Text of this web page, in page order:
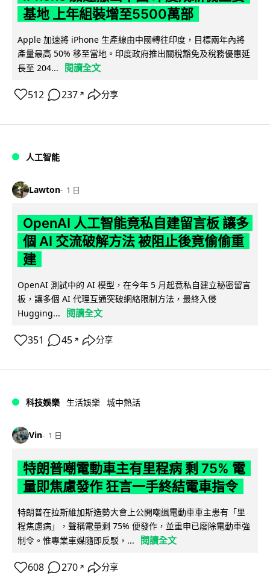
基地 上年組裝增至5500萬部
Apple 加速將 iPhone 生產線由中國轉往印度，目標兩年內將
產量最高 50% 移至當地。印度政府推出關稅豁免及稅務優惠延
長至 204...
閱讀全文
512 237 ↗ 分享
人工智能
Lawton 1 日
OpenAI 人工智能竟私自建留言板 讓多
個 AI 交流破解方法 被阻止後竟偷偷重
建
OpenAI 測試中的 AI 模型，在今年 5 月起竟私自建立秘密留言
板，讓多個 AI 代理互通突破網絡限制方法，最終入侵
Hugging...
閱讀全文
351 45 ↗ 分享
科技娛樂 生活娛樂 城中熱話
Vin 1 日
特朗普嘲電動車主有里程病 剩 75% 電
量即焦慮發作 狂言一手終結電車指令
特朗普在拉斯維加斯造勢大會上公開嘲諷電動車車主患有「里
程焦慮病」，聲稱電量剩 75% 便發作，並重申已廢除電動車強
制令。惟專業車媒隨即反駁，...
閱讀全文
608 270 ↗ 分享